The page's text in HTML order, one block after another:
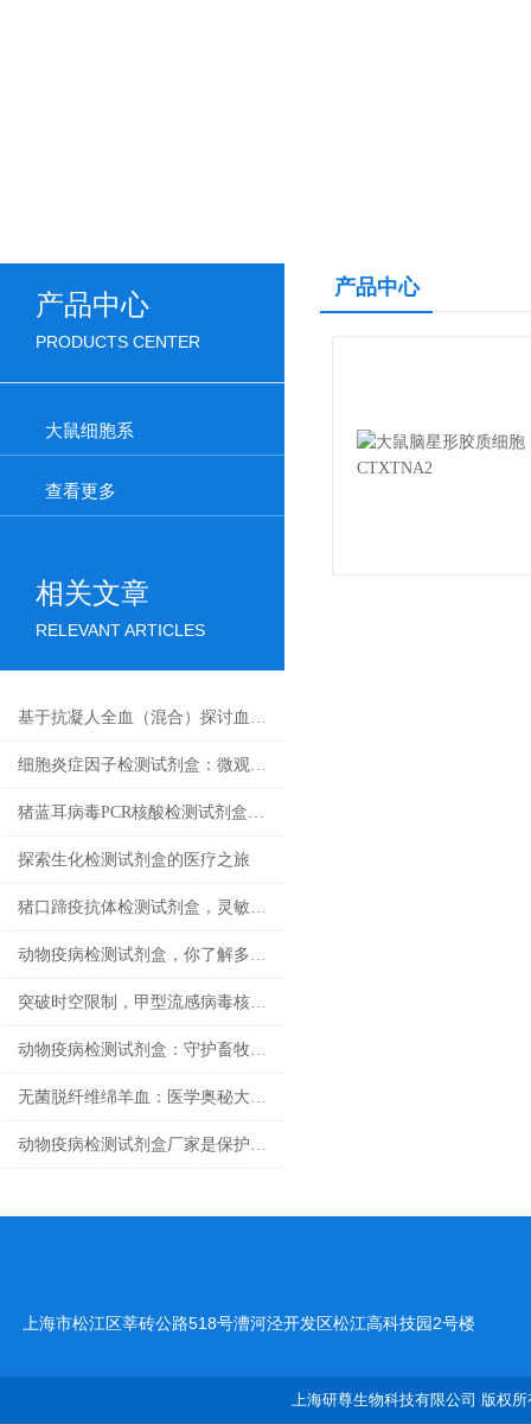
产品中心
PRODUCTS CENTER
大鼠细胞系
查看更多
相关文章
RELEVANT ARTICLES
基于抗凝人全血（混合）探讨血液流变学特性及其影响因素
细胞炎症因子检测试剂盒：微观战场里的“情报解码器”
猪蓝耳病毒PCR核酸检测试剂盒基础科普
探索生化检测试剂盒的医疗之旅
猪口蹄疫抗体检测试剂盒，灵敏度高，检测结果稳定可靠
动物疫病检测试剂盒，你了解多少？
突破时空限制，甲型流感病毒核酸检测试剂盒的应用与发展
动物疫病检测试剂盒：守护畜牧业健康
无菌脱纤维绵羊血：医学奥秘大揭秘！
动物疫病检测试剂盒厂家是保护动物健康的重要环节
产品中心
上海市松江区莘砖公路518号漕河泾开发区松江高科技园2号楼
上海研尊生物科技有限公司 版权